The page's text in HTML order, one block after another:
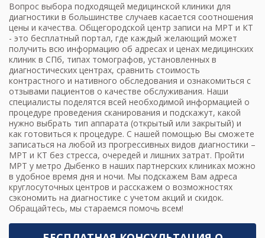
Вопрос выбора подходящей медицинской клиники для
диагностики в большинстве случаев касается соотношения
цены и качества. Общегородской центр записи на МРТ и КТ
- это бесплатный портал, где каждый желающий может
получить всю информацию об адресах и ценах медицинских
клиник в СПб, типах томографов, установленных в
диагностических центрах, сравнить стоимость
контрастного и нативного обследования и ознакомиться с
отзывами пациентов о качестве обслуживания. Наши
специалисты поделятся всей необходимой информацией о
процедуре проведения сканирования и подскажут, какой
нужно выбрать тип аппарата (открытый или закрытый) и
как готовиться к процедуре. С нашей помощью Вы сможете
записаться на любой из прогрессивных видов диагностики –
МРТ и КТ без стресса, очередей и лишних затрат. Пройти
МРТ у метро Дыбенко в наших партнерских клиниках можно
в удобное время дня и ночи. Мы подскажем Вам адреса
круглосуточных центров и расскажем о возможностях
сэкономить на диагностике с учетом акций и скидок.
Обращайтесь, мы стараемся помочь всем!